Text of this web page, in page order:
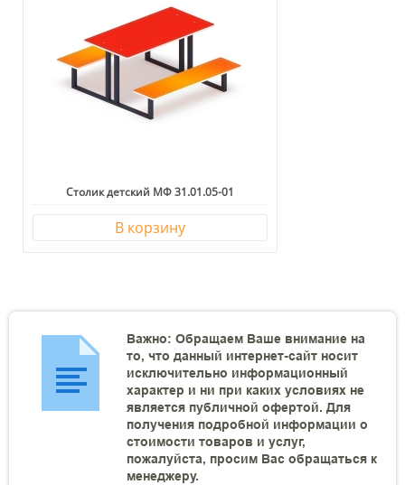
Столик детский МФ 31.01.05-01
В корзину
Важно: Обращаем Ваше внимание на
то, что данный интернет-сайт носит
исключительно информационный
характер и ни при каких условиях не
является публичной офертой. Для
получения подробной информации о
стоимости товаров и услуг,
пожалуйста, просим Вас обращаться к
менеджеру.